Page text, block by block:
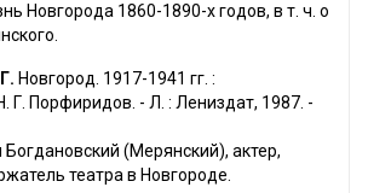
Новгорода 1860-1890-х годов, в т. ч. о
Новгород. 1917-1941 гг. :
Г. Порфиридов. - Л. : Лениздат, 1987. -
(Мерянский), актер,
театра в Новгороде.